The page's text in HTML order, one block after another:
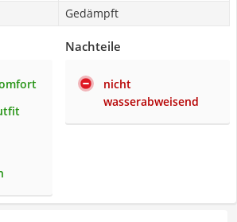
Gedämpft
Nachteile
nicht
wasserabweisend